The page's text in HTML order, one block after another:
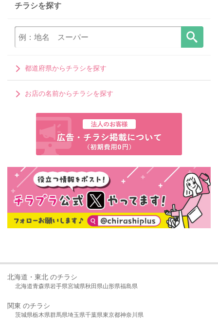
チラシを探す
都道府県からチラシを探す
お店の名前からチラシを探す
北海道・東北 のチラシ
北海道青森県岩手県宮城県秋田県山形県福島県
関東 のチラシ
茨城県栃木県群馬県埼玉県千葉県東京都神奈川県